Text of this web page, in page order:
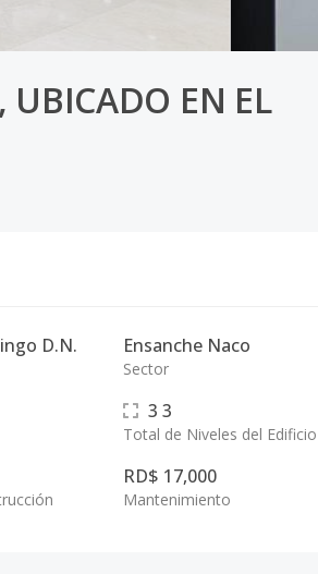
UBICADO EN EL
D.N. Ensanche Naco
Sector
3 3
Total de Niveles del Edificio
RD$ 17,000
Mantenimiento